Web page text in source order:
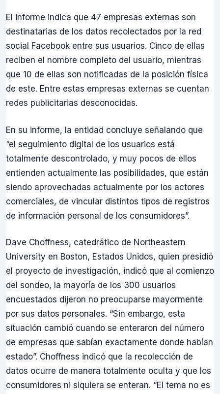
El informe indica que 47 empresas externas son
destinatarias de los datos recolectados por la red
social Facebook entre sus usuarios. Cinco de ellas
reciben el nombre completo del usuario, mientras
que 10 de ellas son notificadas de la posición física
de este. Entre estas empresas externas se cuentan
redes publicitarias desconocidas.
En su informe, la entidad concluye señalando que
“el seguimiento digital de los usuarios está
totalmente descontrolado, y muy pocos de ellos
entienden actualmente las posibilidades, que están
siendo aprovechadas actualmente por los actores
comerciales, de vincular distintos tipos de registros
de información personal de los consumidores”.
Dave Choffness, catedrático de Northeastern
University en Boston, Estados Unidos, quien presidió
el proyecto de investigación, indicó que al comienzo
del sondeo, la mayoría de los 300 usuarios
encuestados dijeron no preocuparse mayormente
por sus datos personales. “Sin embargo, esta
situación cambió cuando se enteraron del número
de empresas que sabían exactamente donde habían
estado”. Choffness indicó que la recolección de
datos ocurre de manera totalmente oculta y que los
consumidores ni siquiera se enteran. “El tema no es